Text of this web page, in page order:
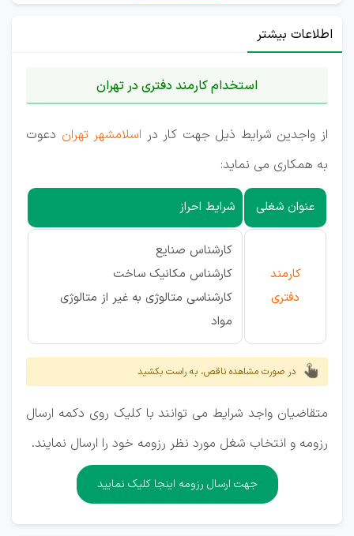
اطلاعات بیشتر
استخدام کارمند دفتری در تهران
از واجدین شرایط ذیل جهت کار در اسلامشهر تهران دعوت
به همکاری می نماید:
عنوان شغلی شرایط احراز
کارمند
دفتری
کارشناس صنایع
کارشناس مکانیک ساخت
کارشناسی متالوژی به غیر از متالوژی
مواد
در صورت مشاهده ناقص، به راست بکشید
متقاضیان واجد شرایط می توانند با کلیک روی دکمه ارسال
رزومه و انتخاب شغل مورد نظر رزومه خود را ارسال نمایند.
جهت ارسال رزومه اینجا کلیک نمایید